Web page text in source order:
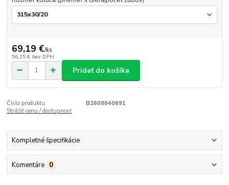
69,19 €/ks
56,25 € bez DPH
Pridať do košíka
Číslo produktu:
B2608640691
Strážiť cenu / dostupnosť
Kompletné špecifikácie
Komentáre 0